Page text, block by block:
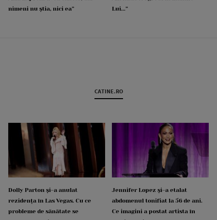
nimeni nu știa, nici ea”
Lui...”
CATINE.RO
Dolly Parton și-a anulat
rezidența în Las Vegas. Cu ce
probleme de sănătate se
Jennifer Lopez și-a etalat
abdomenul tonifiat la 56 de ani.
Ce imagini a postat artista în